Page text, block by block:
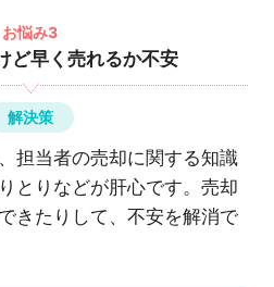
お悩み3
ど早く売れるか不安
解決策
担当者の売却に関する知識
とりなどが肝心です。売却
きたりして、不安を解消で